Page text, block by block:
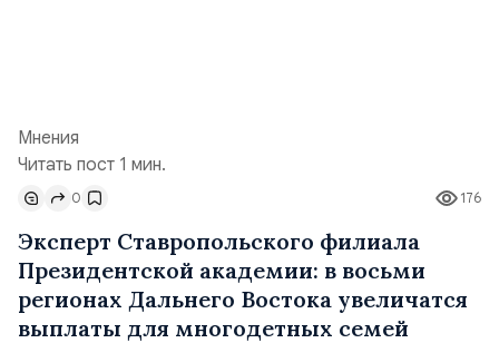
Мнения
Читать пост 1 мин.
176
0
Эксперт Ставропольского филиала
Президентской академии: в восьми
регионах Дальнего Востока увеличатся
выплаты для многодетных семей